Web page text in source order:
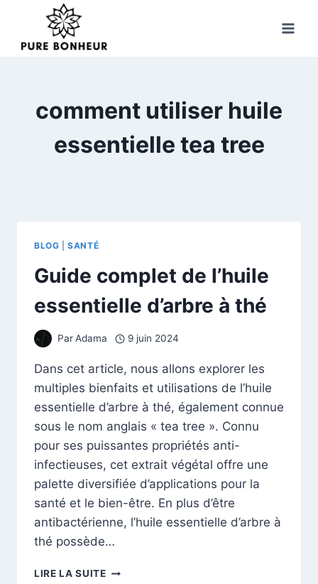
content
comment utiliser huile
essentielle tea tree
BLOG |SANTÉ
Guide complet de l’huile
essentielle d’arbre à thé
ParAdama 9 juin 2024
Dans cet article, nous allons explorer les
multiples bienfaits et utilisations de l’huile
essentielle d’arbre à thé, également connue
sous le nom anglais « tea tree ». Connu
pour ses puissantes propriétés anti-
infectieuses, cet extrait végétal offre une
palette diversifiée d’applications pour la
santé et le bien-être. En plus d’être
antibactérienne, l’huile essentielle d’arbre à
thé possède…
LIRE LA SUITEGUIDE